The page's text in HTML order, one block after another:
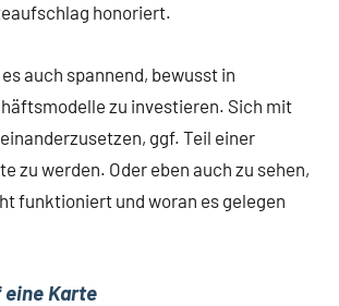
honoriert.
auch spannend, bewusst in
zu investieren. Sich mit
ggf. Teil einer
zu werden. Oder eben auch zu sehen,
funktioniert und woran es gelegen
Karte